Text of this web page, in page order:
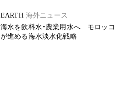
EARTH 海外ニュース
海水を飲料水・農業用水へ モロッコ
が進める海水淡水化戦略